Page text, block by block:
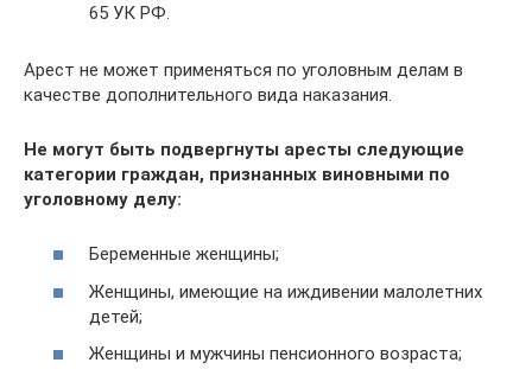
65 УК РФ.
Арест не может применяться по уголовным делам в
качестве дополнительного вида наказания.
Не могут быть подвергнуты аресты следующие
категории граждан, признанных виновными по
уголовному делу:
Беременные женщины;
Женщины, имеющие на иждивении малолетних
детей;
Женщины и мужчины пенсионного возраста;